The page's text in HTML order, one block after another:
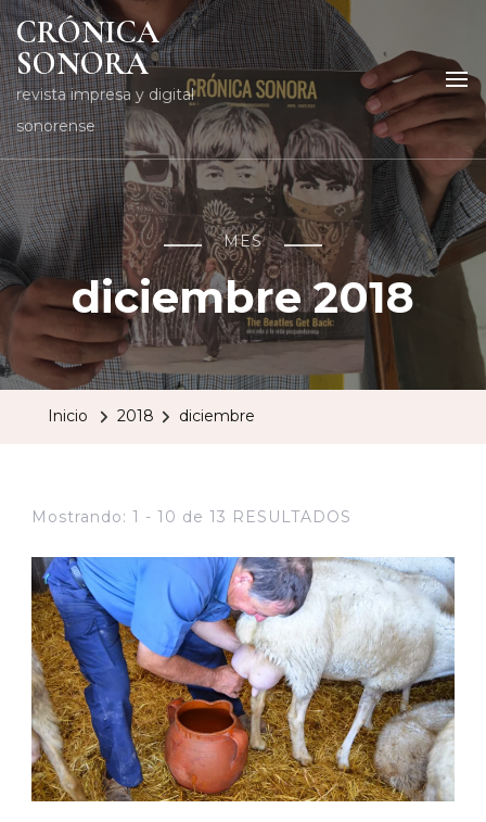
CRÓNICA
SONORA
revista impresa y digital
sonorense
MES
diciembre 2018
Inicio 2018 diciembre
Mostrando: 1 - 10 de 13 RESULTADOS